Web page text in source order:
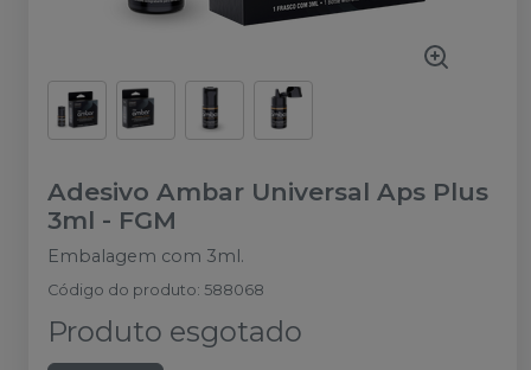
Adesivo Ambar Universal Aps Plus
3ml - FGM
Embalagem com 3ml.
Código do produto: 588068
Produto esgotado